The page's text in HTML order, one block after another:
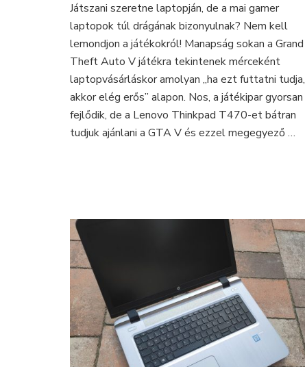
tel
a
Lenovo
Thinkpad
T470-
en
Játszani szeretne laptopján, de a mai gamer
laptopok túl drágának bizonyulnak? Nem kell
lemondjon a játékokról! Manapság sokan a Grand
Theft Auto V játékra tekintenek mérceként
laptopvásárláskor amolyan „ha ezt futtatni tudja,
akkor elég erős” alapon. Nos, a játékipar gyorsan
fejlődik, de a Lenovo Thinkpad T470-et bátran
tudjuk ajánlani a GTA V és ezzel megegyező …